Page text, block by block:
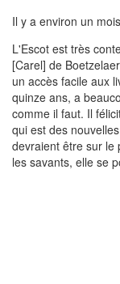
Il y a environ un
L'Escot est très
[Carel] de
un accès facile aux
quinze ans, a
comme il faut. Il
qui est des
devraient être sur le
les savants, elle se